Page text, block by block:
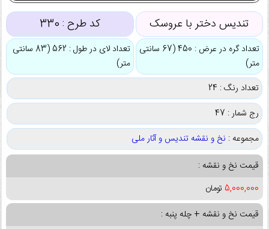
تندیس دختر با عروسک کد طرح : 330
تعداد گره در عرض : 450 (67 سانتی
متر)
تعداد لای در طول : 562 (83 سانتی
متر)
تعداد رنگ : 24
رج شمار : 47
مجموعه : نخ و نقشه تندیس و آثار ملی
قیمت نخ و نقشه :
5,000,000 تومان
قیمت نخ و نقشه + چله پنبه :